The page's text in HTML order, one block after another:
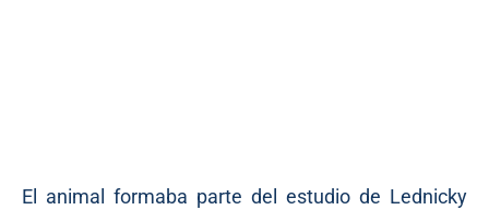
El animal formaba parte del estudio de Lednicky